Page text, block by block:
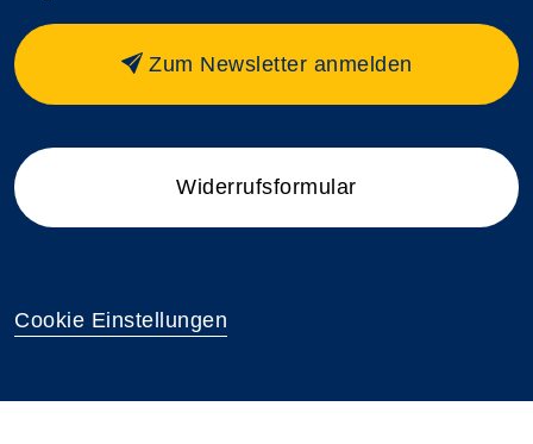
Zum Newsletter anmelden
Widerrufsformular
Cookie Einstellungen